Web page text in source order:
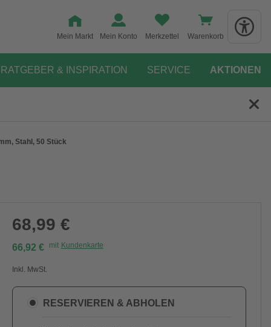
Mein Markt Mein Konto Merkzettel Warenkorb
RATGEBER & INSPIRATION SERVICE AKTIONEN
Stahl, 50 Stück
68,99 €
66,92 € mit Kundenkarte
Inkl. MwSt.
RESERVIEREN & ABHOLEN